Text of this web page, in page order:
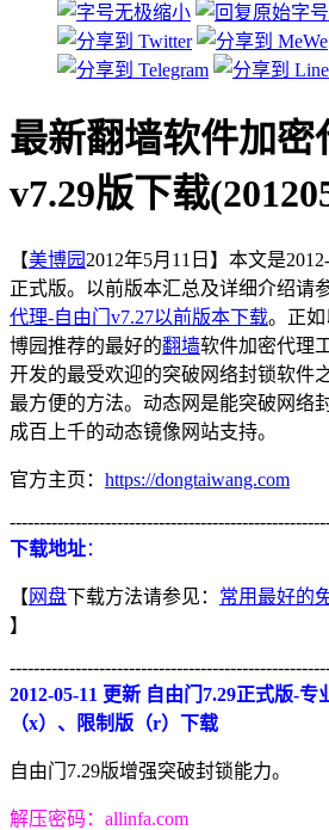
最新翻墙软件加密
v7.29版下载
【美博园 2012年5月11日】本文是
正式版。以前版本汇总及详细介绍请参
代理-自由门v7.27以前版本下载。正
博园推荐的最好的翻墙软件加密代理
开发的最受欢迎的突破网络封锁软件
最方便的方法。动态网是能突破网络
成百上千的动态镜像网站支持。
官方主页： https://dongtaiwang.com
下载地址：
【 网盘下载方法请参见： 常用最好的
】
2012-05-11 更新 自由门7.29正式版-
（x）、限制版（r）下载
自由门7.29版增强突破封锁能力。
解压密码：allinfa.com